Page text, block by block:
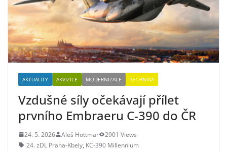
AKTUALITY AKVIZICE MODERNIZACE TECHNIKA
Vzdušné síly očekávají přílet
prvního Embraeru C-390 do ČR
24. 5. 2026 Aleš Hottmar
2901 Views
24. zDL Praha-Kbely, KC-390 Millennium